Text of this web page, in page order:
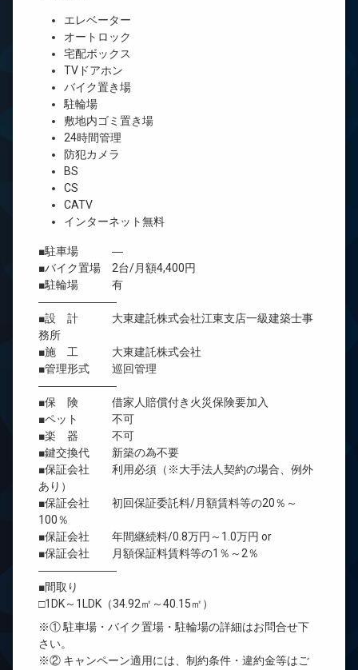
エレベーター
オートロック
宅配ボックス
TVドアホン
バイク置き場
駐輪場
敷地内ゴミ置き場
24時間管理
防犯カメラ
BS
CS
CATV
インターネット無料
■駐車場 ―
■バイク置場 2台/月額4,400円
■駐輪場 有
―――――――
■設 計 大東建託株式会社江東支店一級建築士事
務所
■施 工 大東建託株式会社
■管理形式 巡回管理
―――――――
■保 険 借家人賠償付き火災保険要加入
■ペット 不可
■楽 器 不可
■鍵交換代 新築の為不要
■保証会社 利用必須（※大手法人契約の場合、例外
あり）
■保証会社 初回保証委託料/月額賃料等の20％～
100％
■保証会社 年間継続料/0.8万円～1.0万円 or
■保証会社 月額保証料賃料等の1％～2％
―――――――
■間取り
□1DK～1LDK（34.92㎡～40.15㎡）
※① 駐車場・バイク置場・駐輪場の詳細はお問合せ下
さい。
※② キャンペーン適用には、制約条件・違約金等はご